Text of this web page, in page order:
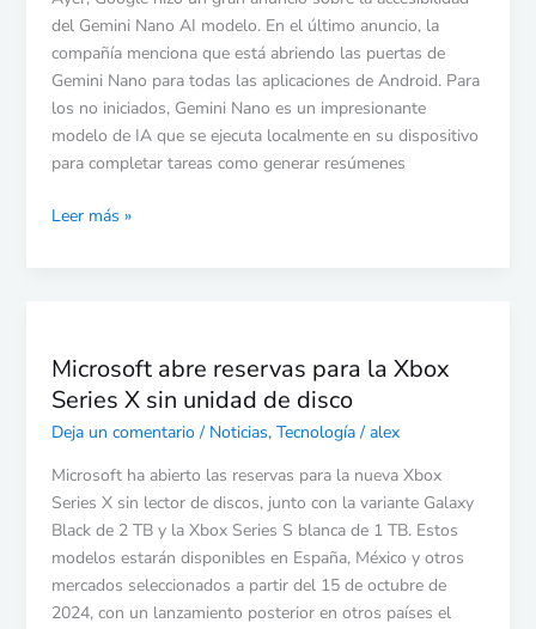
del Gemini Nano AI modelo. En el último anuncio, la
compañía menciona que está abriendo las puertas de
Gemini Nano para todas las aplicaciones de Android. Para
los no iniciados, Gemini Nano es un impresionante
modelo de IA que se ejecuta localmente en su dispositivo
para completar tareas como generar resúmenes
aplicaciones
de
Android
Leer más »
Microsoft abre reservas para la Xbox
Series X sin unidad de disco
Deja un comentario / Noticias, Tecnología/ alex
Microsoft ha abierto las reservas para la nueva Xbox
Series X sin lector de discos, junto con la variante Galaxy
Black de 2 TB y la Xbox Series S blanca de 1 TB. Estos
modelos estarán disponibles en España, México y otros
mercados seleccionados a partir del 15 de octubre de
2024, con un lanzamiento posterior en otros países el
reservas
para
la
Series
X
sin
unidad
de
disco